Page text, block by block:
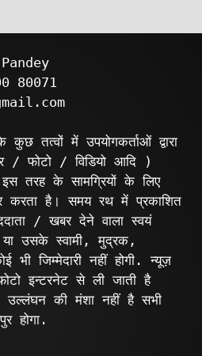
80071
तत्वों में उपयोगकर्ताओं द्वारा
/ फोटो / विडियो आदि )
तरह के सामग्रियों के लिए
करता है। समय रथ में प्रकाशित
/ खबर देने वाला स्वयं
या उसके स्वामी, मुद्रक,
जिम्मेदारी नहीं होगी. न्यूज़
इन्टरनेट से ली जाती है
उल्लंघन की मंशा नहीं है सभी
होगा.